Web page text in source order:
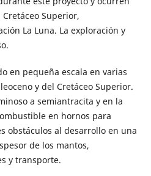
Superior,
La Luna. La exploración y
en pequeña escala en varias
y del Cretáceo Superior.
a semiantracita y en la
en hornos para
obstáculos al desarrollo en una
de los mantos,
y transporte.